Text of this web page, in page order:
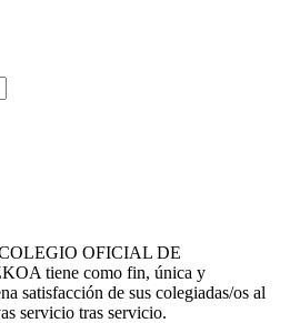
OFICIAL DE
tiene como fin, única y
satisfacción de sus colegiadas/os al
servicio tras servicio.